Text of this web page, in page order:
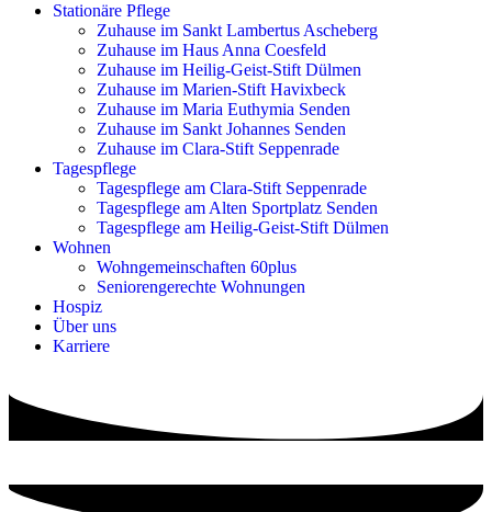
Stationäre Pflege
Zuhause im Sankt Lambertus Ascheberg
Zuhause im Haus Anna Coesfeld
Zuhause im Heilig-Geist-Stift Dülmen
Zuhause im Marien-Stift Havixbeck
Zuhause im Maria Euthymia Senden
Zuhause im Sankt Johannes Senden
Zuhause im Clara-Stift Seppenrade
Tagespflege
Tagespflege am Clara-Stift Seppenrade
Tagespflege am Alten Sportplatz Senden
Tagespflege am Heilig-Geist-Stift Dülmen
Wohnen
Wohngemeinschaften 60plus
Seniorengerechte Wohnungen
Hospiz
Über uns
Karriere